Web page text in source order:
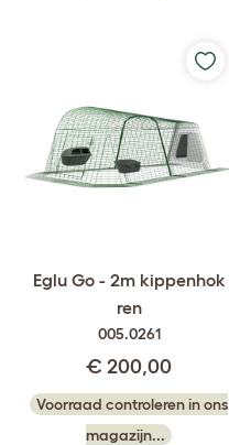
Eglu Go - 2m kippenhok
ren
005.0261
€ 200,00
Voorraad controleren in ons
magazijn...